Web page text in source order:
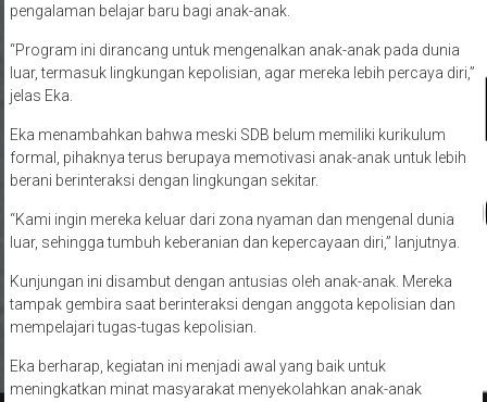
pengalaman belajar baru bagi anak-anak.
“Program ini dirancang untuk mengenalkan anak-anak pada dunia
luar, termasuk lingkungan kepolisian, agar mereka lebih percaya diri,”
jelas Eka.
Eka menambahkan bahwa meski SDB belum memiliki kurikulum
formal, pihaknya terus berupaya memotivasi anak-anak untuk lebih
berani berinteraksi dengan lingkungan sekitar.
“Kami ingin mereka keluar dari zona nyaman dan mengenal dunia
luar, sehingga tumbuh keberanian dan kepercayaan diri,” lanjutnya.
Kunjungan ini disambut dengan antusias oleh anak-anak. Mereka
tampak gembira saat berinteraksi dengan anggota kepolisian dan
mempelajari tugas-tugas kepolisian.
Eka berharap, kegiatan ini menjadi awal yang baik untuk
meningkatkan minat masyarakat menyekolahkan anak-anak